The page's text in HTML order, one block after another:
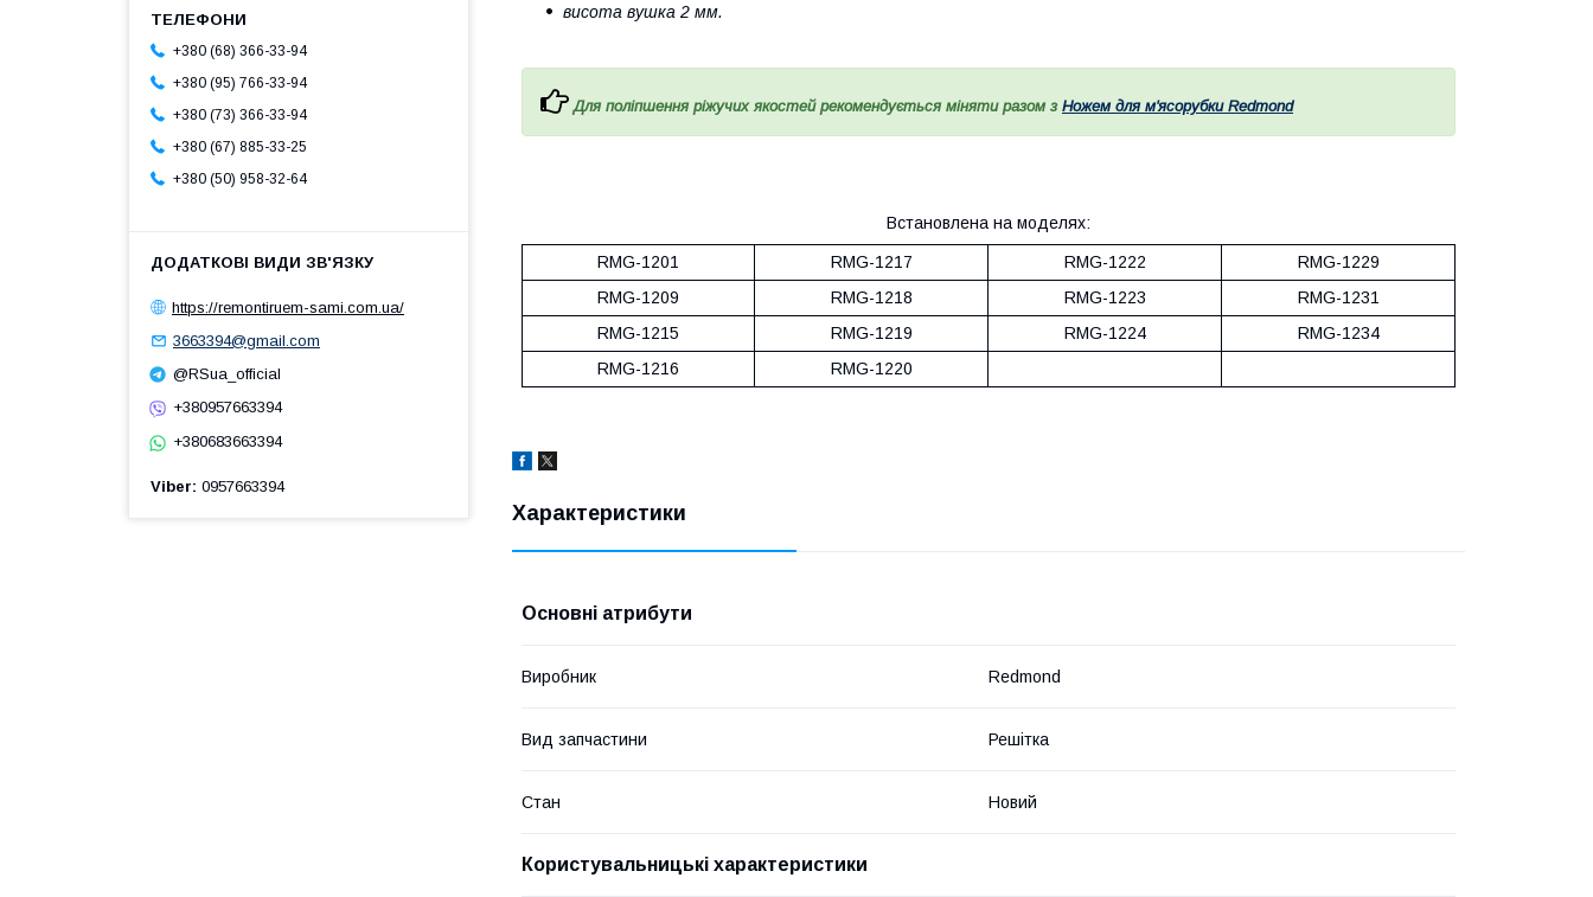
висота вушка 2 мм.
Для поліпшення ріжучих якостей рекомендується міняти разом з Ножем для м'ясорубки Redmond
Встановлена на моделях:
RMG-1201 RMG-1217 RMG-1222
RMG-1229
RMG-1209
RMG-1218 RMG-1223
RMG-1231
RMG-1215
RMG-1219 RMG-1224
RMG-1234
RMG-1216
RMG-1220
Характеристики
Основні атрибути
Виробник Redmond
Вид запчастини Решітка
Стан Новий
Користувальницькі характеристики
+380 (68) 366-33-94
+380 (95) 766-33-94
+380 (73) 366-33-94
+380 (67) 885-33-25
+380 (50) 958-32-64
https://remontiruem-sami.com.ua/
3663394@gmail.com
@RSua_official
+380957663394
+380683663394
Viber 0957663394